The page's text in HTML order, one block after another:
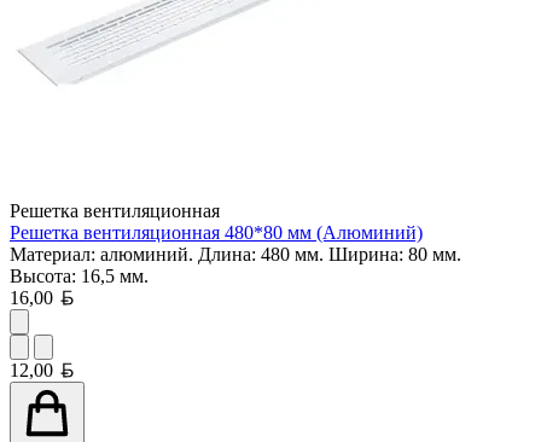
Решетка вентиляционная
Решетка вентиляционная 480*80 мм (Алюминий)
Материал: алюминий. Длина: 480 мм. Ширина: 80 мм.
Высота: 16,5 мм.
16,00
12,00